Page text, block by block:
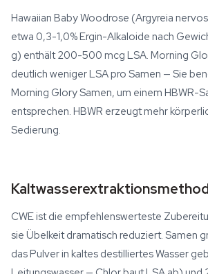
Hawaiian Baby Woodrose (Argyreia
etwa 0,3-1,0% Ergin-Alkaloide nach
g) enthält 200-500 mcg LSA. Morning
deutlich weniger LSA pro Samen — Sie
Morning Glory Samen, um einem HBWR-
entsprechen. HBWR erzeugt mehr
Sedierung.
CWE ist die empfehlenswerteste
sie Übelkeit dramatisch reduziert. Samen
das Pulver in kaltes destilliertes Wasser